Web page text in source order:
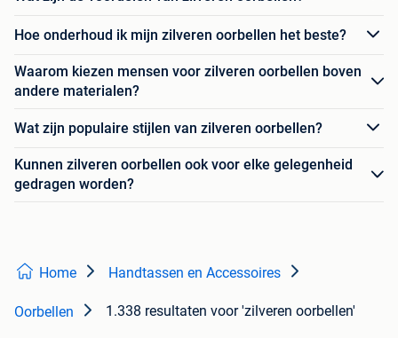
Hoe onderhoud ik mijn zilveren oorbellen het beste?
Waarom kiezen mensen voor zilveren oorbellen boven
andere materialen?
Wat zijn populaire stijlen van zilveren oorbellen?
Kunnen zilveren oorbellen ook voor elke gelegenheid
gedragen worden?
Home Handtassen en Accessoires
Oorbellen 1.338 resultaten voor 'zilveren oorbellen'